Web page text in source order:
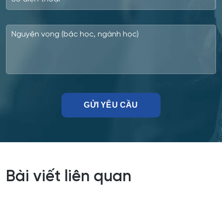
Công tác xã hội (hướng thanh niên)
Cơ học và mô hình toán học
Cơ học ứng dụng
Bài viết liên quan